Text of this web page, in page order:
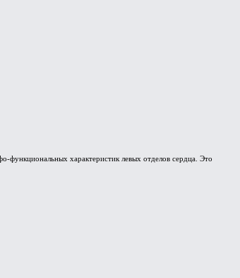
характеристик левых отделов сердца. Это